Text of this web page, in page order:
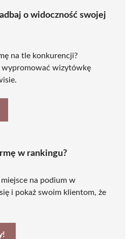
o widoczność swojej
na tle konkurencji?
wypromować wizytówkę
w rankingu?
na podium w
i pokaż swoim klientom, że